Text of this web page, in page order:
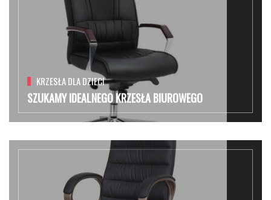
KRZESŁA DLA DZIECI
SZUKAMY IDEALNEGO KRZESŁA BIUROWEGO